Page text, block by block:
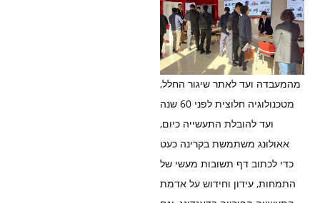
מהמעבדה ועד לאתר שיגור החלל,
מטכנולוגיה חלוצית לפני 60 שנה
ועד להובלת התעשייה כיום,
אאולונג משתמשת בקרינה כעט
כדי לכתוב דף תשובות מעשי של
התמחות, עידון וחידוש על אדמת